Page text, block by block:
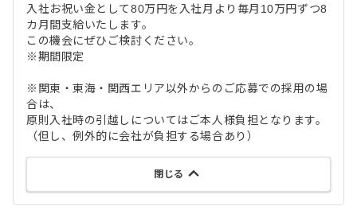
入社お祝い金として80万円を入社月より毎月10万円ずつ8
カ月間支給いたします。
この機会にぜひご検討ください。
※期間限定
※関東・東海・関西エリア以外からのご応募での採用の場
合は、
原則入社時の引越しについてはご本人様負担となります。
（但し、例外的に会社が負担する場合あり）
閉じる